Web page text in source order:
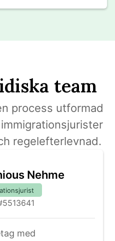
team
process utformad
regelefterlevnad.
Nehme
med